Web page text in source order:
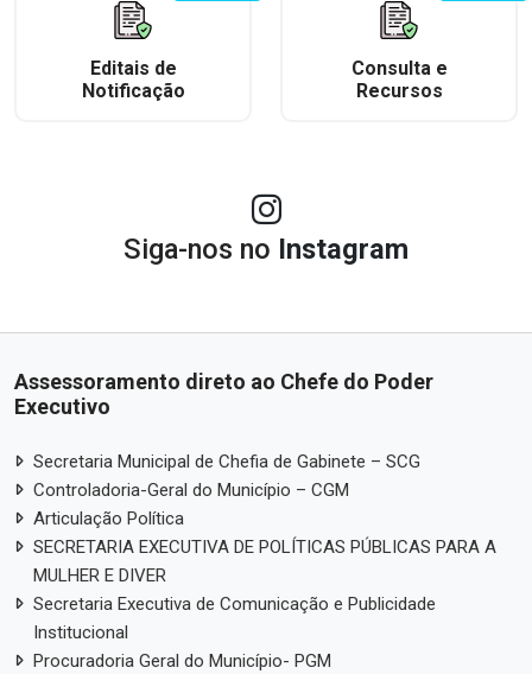
Editais de
Notificação
Consulta e
Recursos
Siga-nos no Instagram
Assessoramento direto ao Chefe do Poder
Executivo
Secretaria Municipal de Chefia de Gabinete – SCG
Controladoria-Geral do Município – CGM
Articulação Política
SECRETARIA EXECUTIVA DE POLÍTICAS PÚBLICAS PARA A
MULHER E DIVER
Secretaria Executiva de Comunicação e Publicidade
Institucional
Procuradoria Geral do Município- PGM